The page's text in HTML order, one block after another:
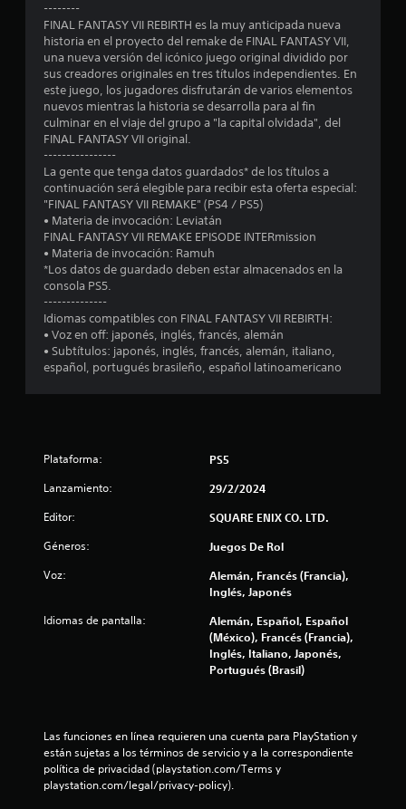
s
d
o
e
s
t
s
e
n
t
--------
FINAL FANTASY VII REBIRTH es la muy anticipada nueva
historia en el proyecto del remake de FINAL FANTASY VII,
una nueva versión del icónico juego original dividido por
sus creadores originales en tres títulos independientes. En
este juego, los jugadores disfrutarán de varios elementos
nuevos mientras la historia se desarrolla para al fin
culminar en el viaje del grupo a "la capital olvidada", del
FINAL FANTASY VII original.
----------------
La gente que tenga datos guardados* de los títulos a
continuación será elegible para recibir esta oferta especial:
"FINAL FANTASY VII REMAKE" (PS4 / PS5)
• Materia de invocación: Leviatán
FINAL FANTASY VII REMAKE EPISODE INTERmission
• Materia de invocación: Ramuh
*Los datos de guardado deben estar almacenados en la
consola PS5.
--------------
Idiomas compatibles con FINAL FANTASY VII REBIRTH:
• Voz en off: japonés, inglés, francés, alemán
• Subtítulos: japonés, inglés, francés, alemán, italiano,
español, portugués brasileño, español latinoamericano
Plataforma: PS5
Lanzamiento: 29/2/2024
Editor: SQUARE ENIX CO. LTD.
Géneros: Juegos De Rol
Voz:
Alemán, Francés (Francia),
Inglés, Japonés
Idiomas de pantalla:
Alemán, Español, Español
(México), Francés (Francia),
Inglés, Italiano, Japonés,
Portugués (Brasil)
Las funciones en línea requieren una cuenta para PlayStation y
están sujetas a los términos de servicio y a la correspondiente
política de privacidad (playstation.com/Terms y
playstation.com/legal/privacy-policy).